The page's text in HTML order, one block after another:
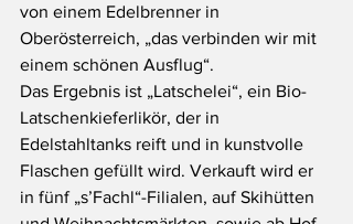
von einem Edelbrenner in
Oberösterreich, „das verbinden wir mit
einem schönen Ausflug“.
Das Ergebnis ist „Latschelei“, ein Bio-
Latschenkieferlikör, der in
Edelstahltanks reift und in kunstvolle
Flaschen gefüllt wird. Verkauft wird er
in fünf „s’Fachl“-Filialen, auf Skihütten